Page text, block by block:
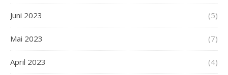
Juni 2023 (5)
Mai 2023 (7)
April 2023 (4)